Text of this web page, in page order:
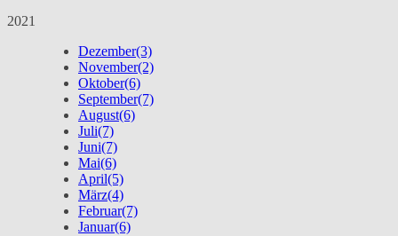
2021
Dezember(3)
November(2)
Oktober(6)
September(7)
August(6)
Juli(7)
Juni(7)
Mai(6)
April(5)
März(4)
Februar(7)
Januar(6)